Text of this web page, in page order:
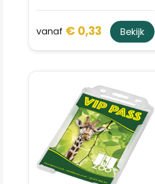
vanaf € 0,33 Bekijk